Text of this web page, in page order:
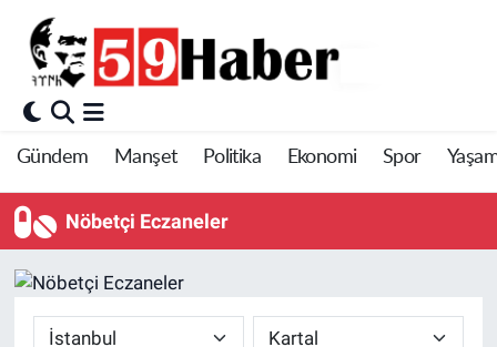
Gündem Manşet Politika Ekonomi Spor
Nöbetçi Eczaneler